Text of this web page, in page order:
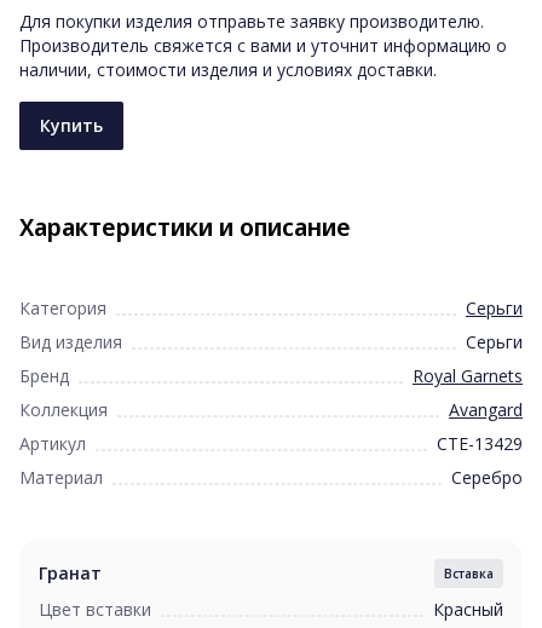
Для покупки изделия отправьте заявку производителю.
Производитель свяжется с вами и уточнит информацию о
наличии, стоимости изделия и условиях доставки.
Купить
Характеристики и описание
Категория
Серьги
Вид изделия
Серьги
Бренд
Royal Garnets
Коллекция
Avangard
Артикул
CTE-13429
Материал
Серебро
Гранат Вставка
Цвет вставки
Красный